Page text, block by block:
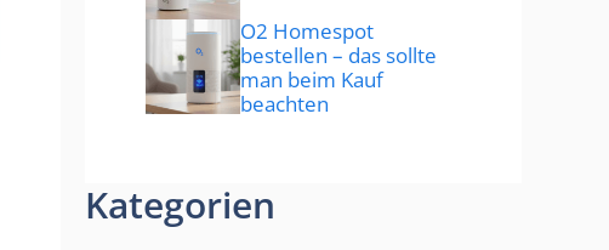
O2 Homespot
bestellen – das sollte
man beim Kauf
beachten
Kategorien